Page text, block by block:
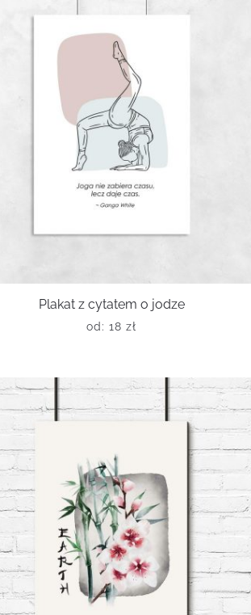
Plakat z cytatem o jodze
od:18zł